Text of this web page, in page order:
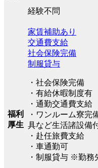
経験不問
福利
厚生
家賃補助あり
交通費支給
社会保険完備
制服貸与
・社会保険完備
・有給休暇制度有
・通勤交通費支給
・ワンルーム寮完
具など生活諸設備
・赴任旅費支給
・車通勤可
・制服貸与 ※勤務